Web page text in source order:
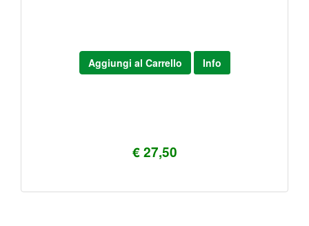
€ 27,50
Aggiungi al Carrello Info